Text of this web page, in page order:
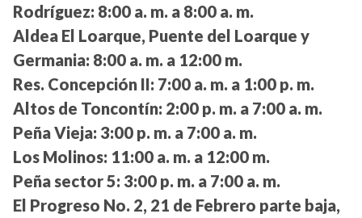
Rodríguez: 8:00 a. m. a 8:00 a. m.
Aldea El Loarque, Puente del Loarque y
Germania: 8:00 a. m. a 12:00 m.
Res. Concepción II: 7:00 a. m. a 1:00 p. m.
Altos de Toncontín: 2:00 p. m. a 7:00 a. m.
Peña Vieja: 3:00 p. m. a 7:00 a. m.
Los Molinos: 11:00 a. m. a 12:00 m.
Peña sector 5: 3:00 p. m. a 7:00 a. m.
El Progreso No. 2, 21 de Febrero parte baja,